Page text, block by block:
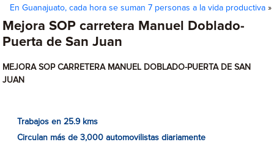
En Guanajuato, cada hora se suman 7 personas a la vida productiva»
Mejora SOP carretera Manuel Doblado-
Puerta de San Juan
MEJORA SOP CARRETERA MANUEL DOBLADO-PUERTA DE SAN
JUAN
Trabajos en 25.9 kms
Circulan más de 3,000 automovilistas diariamente